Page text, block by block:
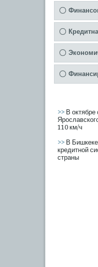
>> В октябре
110 км/ч
>> В
кредитной
страны